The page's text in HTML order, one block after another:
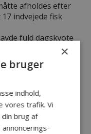
afholdes efter
indvejede fisk
fuld dagskvote
×
bruger
indhold,
vores trafik. Vi
brug af